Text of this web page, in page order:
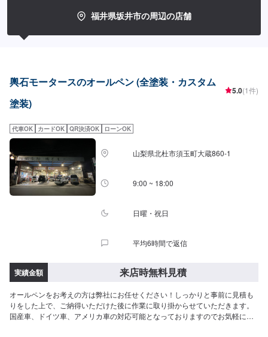
福井県坂井市の周辺の店舗
輿石モータースのオールペン (全塗装・カスタム
塗装)
5.0(1件)
代車OK カードOK QR決済OK ローンOK
山梨県北杜市須玉町大蔵860-1
9:00 ~ 18:00
日曜・祝日
平均6時間で返信
実績金額 来店時無料見積
オールペンをお考えの方は弊社にお任せください！しっかりと事前に見積も
りをした上で、ご納得いただけた後に作業に取り掛からせていただきます。
国産車、ドイツ車、アメリカ車の対応可能となっておりますのでお気軽にご